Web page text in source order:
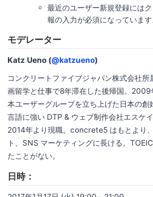
最近のユーザー新規登録には
報の入力が必須になっています
モデレーター
Katz Ueno (@katzueno)
コンクリートファイブジャパン株式会社所
画留学と仕事で8年滞在した後帰国。
本ユーザーグループを立ち上げた日本の創
言語に強い DTP & ウェブ制作会社エスケ
2014年より現職。concrete5 はもとより
ト、SNS マーケティングに長ける。
たことがない。
日時：